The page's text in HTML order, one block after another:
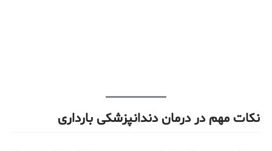
نکات مهم در درمان دندانپزشکی بارداری